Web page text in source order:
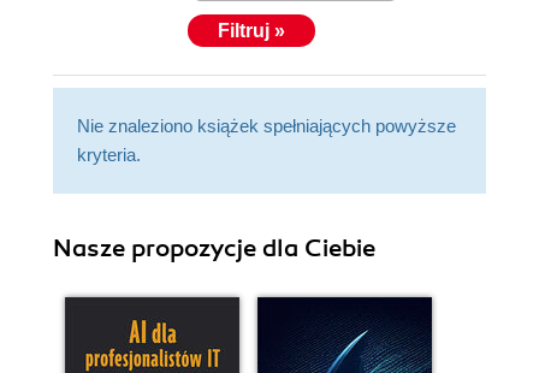
Filtruj »
Nie znaleziono książek spełniających powyższe
kryteria.
Nasze propozycje dla Ciebie